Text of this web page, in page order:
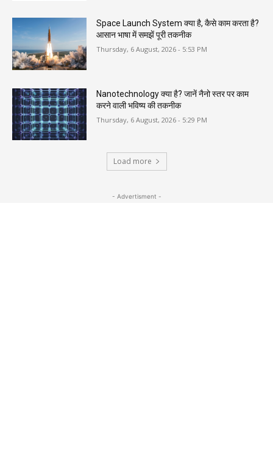
Space Launch System क्या है, कैसे काम करता है?
आसान भाषा में समझें पूरी तकनीक
Thursday, 6 August, 2026 - 5:53 PM
Nanotechnology क्या है? जानें नैनो स्तर पर काम
करने वाली भविष्य की तकनीक
Thursday, 6 August, 2026 - 5:29 PM
Load more
- Advertisment -